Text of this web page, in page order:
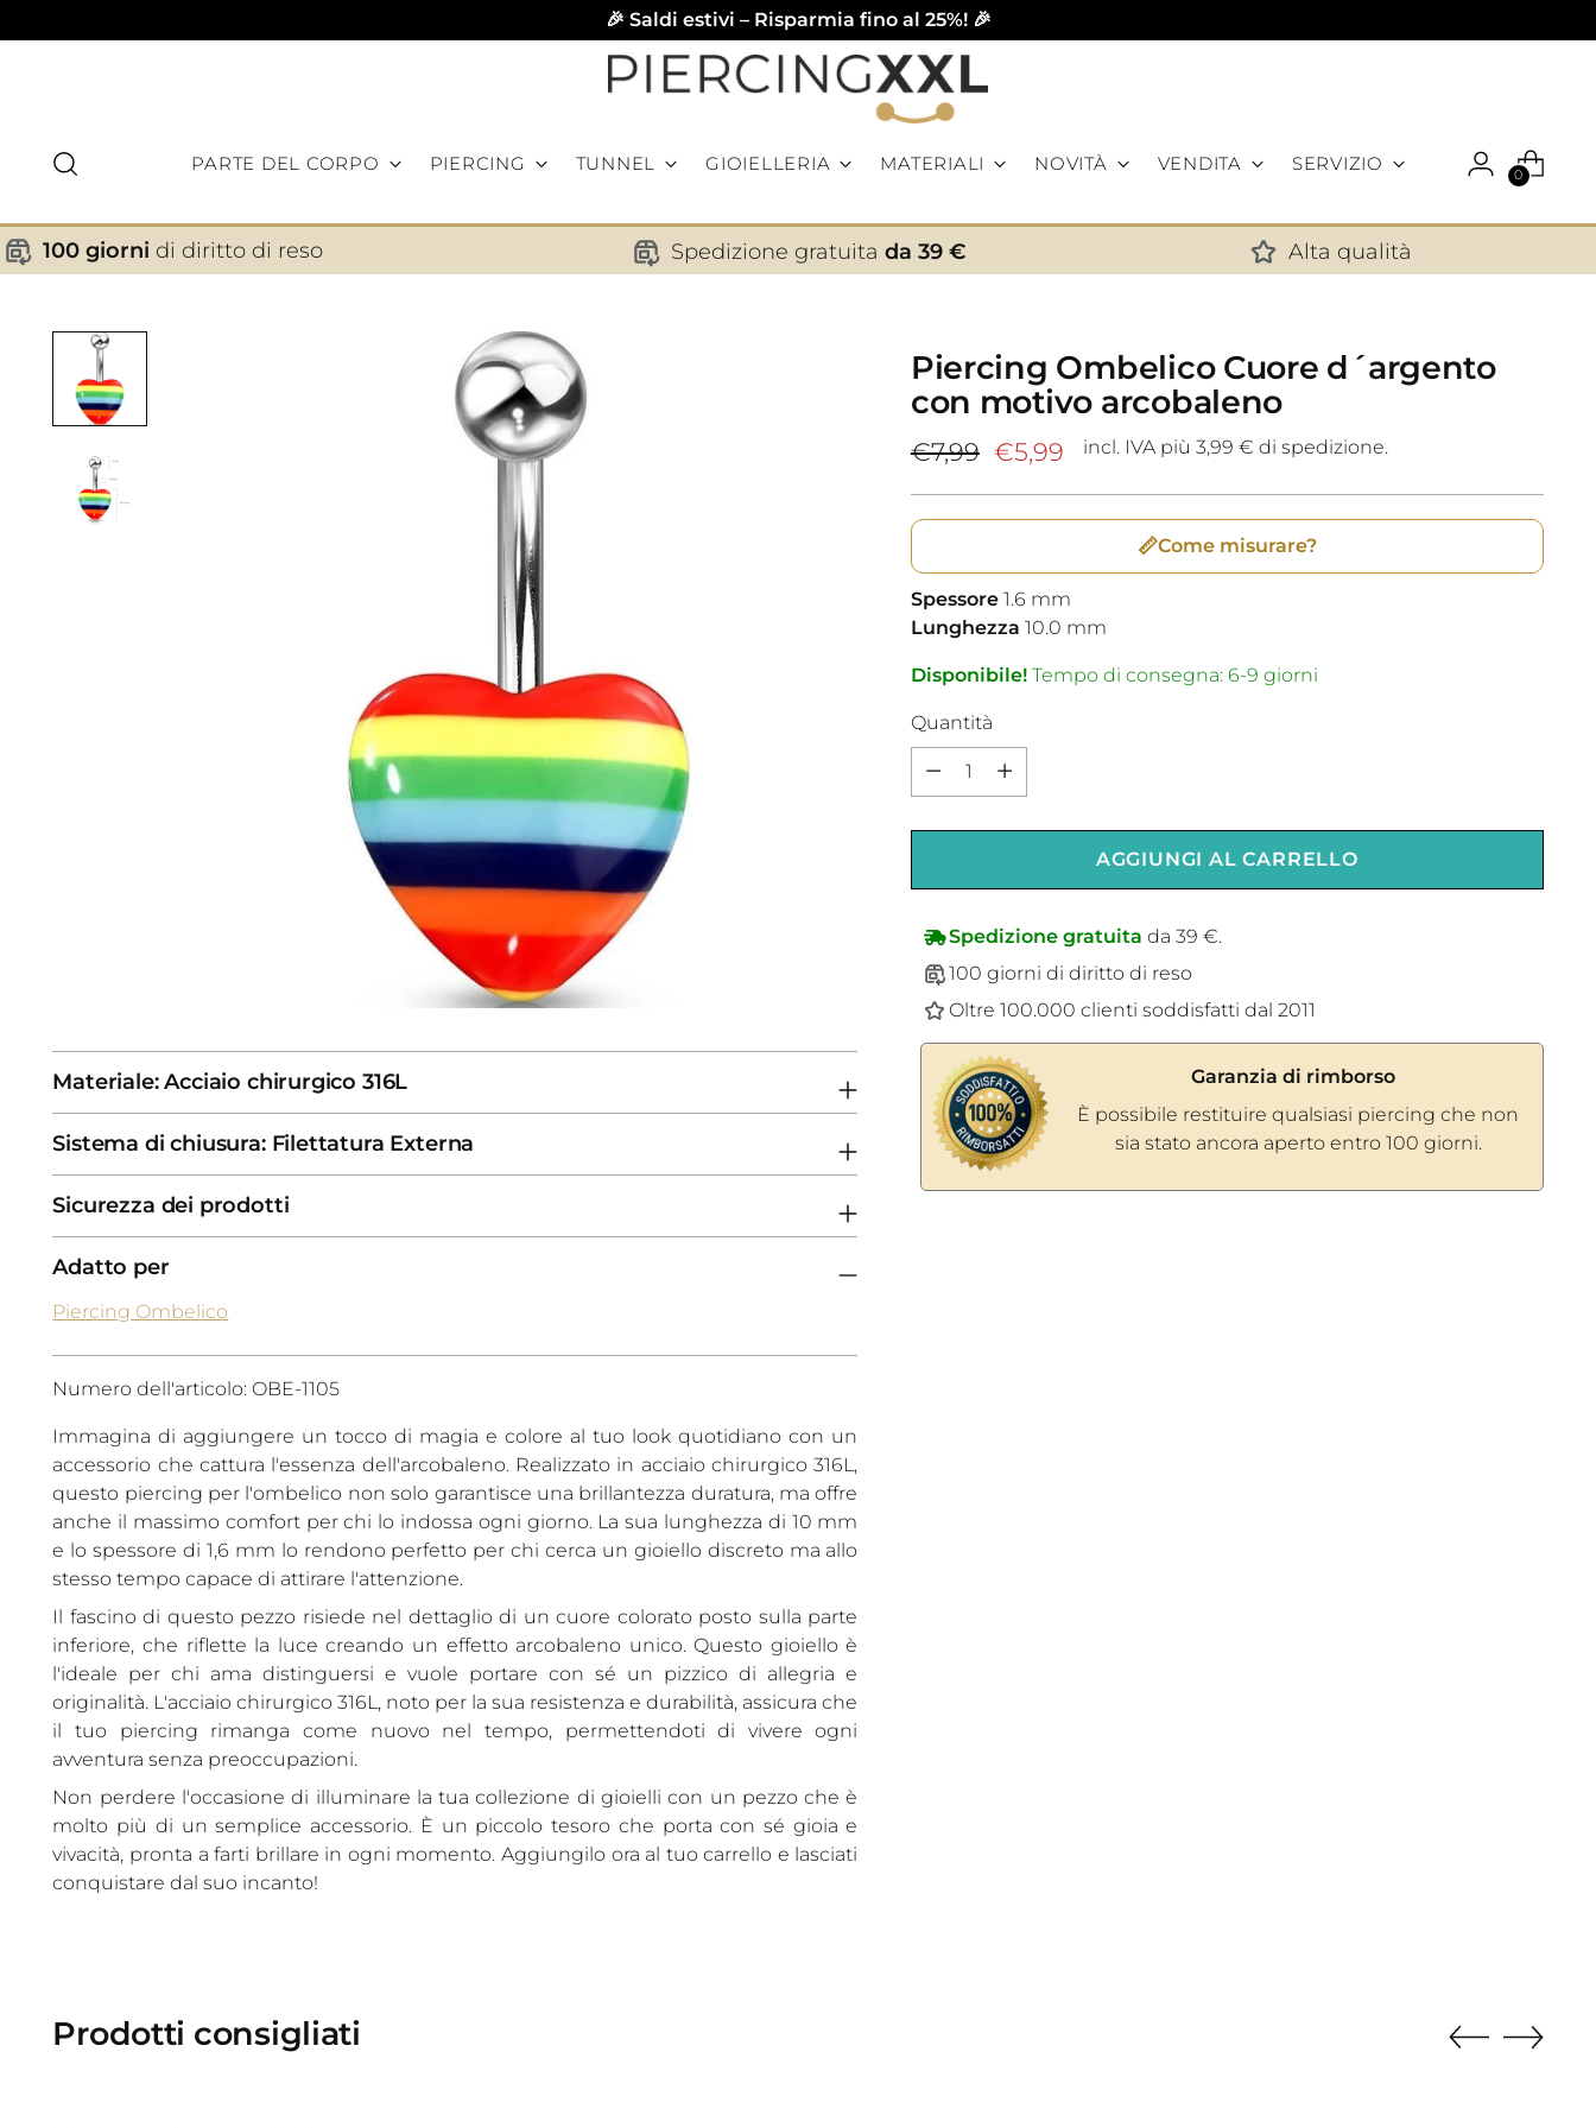
🎉 Saldi estivi – Risparmia fino al 25%! 🎉
PARTE DEL CORPO PIERCING TUNNEL GIOIELLERIA MATERIALI NOVITÀ VENDITA SERVIZIO
0
✕
100 giorni di diritto di reso Spedizione gratuita da 39 € Alta qualità
Materiale: Acciaio chirurgico 316L
Sistema di chiusura: Filettatura Externa
Sicurezza dei prodotti
Adatto per
Piercing Ombelico
Numero dell'articolo: OBE-1105
Immagina di aggiungere un tocco di magia e colore al tuo look quotidiano con un
accessorio che cattura l'essenza dell'arcobaleno. Realizzato in acciaio chirurgico 316L,
questo piercing per l'ombelico non solo garantisce una brillantezza duratura, ma offre
anche il massimo comfort per chi lo indossa ogni giorno. La sua lunghezza di 10 mm
e lo spessore di 1,6 mm lo rendono perfetto per chi cerca un gioiello discreto ma allo
stesso tempo capace di attirare l'attenzione.
Il fascino di questo pezzo risiede nel dettaglio di un cuore colorato posto sulla parte
inferiore, che riflette la luce creando un effetto arcobaleno unico. Questo gioiello è
l'ideale per chi ama distinguersi e vuole portare con sé un pizzico di allegria e
originalità. L'acciaio chirurgico 316L, noto per la sua resistenza e durabilità, assicura che
il tuo piercing rimanga come nuovo nel tempo, permettendoti di vivere ogni
avventura senza preoccupazioni.
Non perdere l'occasione di illuminare la tua collezione di gioielli con un pezzo che è
molto più di un semplice accessorio. È un piccolo tesoro che porta con sé gioia e
vivacità, pronta a farti brillare in ogni momento. Aggiungilo ora al tuo carrello e lasciati
conquistare dal suo incanto!
Piercing Ombelico Cuore d´argento
con motivo arcobaleno
Prezzo
listino
€7,99 €5,99 incl. IVA più 3,99 € di spedizione.
📏Come misurare?
Spessore 1.6 mm
Lunghezza 10.0 mm
Disponibile!Tempo di consegna: 6-9 giorni
Quantità
Quantità
AGGIUNGI AL CARRELLO
Spedizione gratuita da 39 €.
100 giorni di diritto di reso
Oltre 100.000 clienti soddisfatti dal 2011
Garanzia di rimborso
È possibile restituire qualsiasi piercing che non
sia stato ancora aperto entro 100 giorni.
Prodotti consigliati